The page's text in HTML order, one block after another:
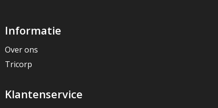
Informatie
Over ons
Tricorp
Klantenservice